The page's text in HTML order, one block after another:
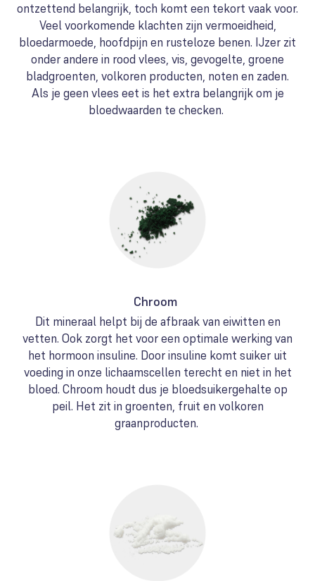
ontzettend belangrijk, toch komt een tekort vaak voor.
Veel voorkomende klachten zijn vermoeidheid,
bloedarmoede, hoofdpijn en rusteloze benen. IJzer zit
onder andere in rood vlees, vis, gevogelte, groene
bladgroenten, volkoren producten, noten en zaden.
Als je geen vlees eet is het extra belangrijk om je
bloedwaarden te checken.
Chroom
Dit mineraal helpt bij de afbraak van eiwitten en
vetten. Ook zorgt het voor een optimale werking van
het hormoon insuline. Door insuline komt suiker uit
voeding in onze lichaamscellen terecht en niet in het
bloed. Chroom houdt dus je bloedsuikergehalte op
peil. Het zit in groenten, fruit en volkoren
graanproducten.